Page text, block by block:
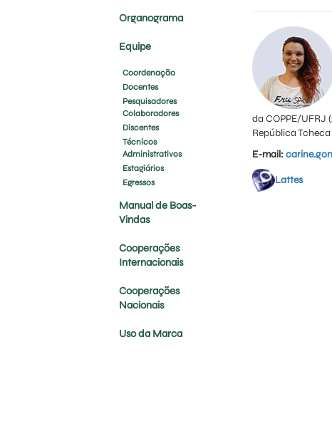
Organograma
Equipe
Coordenação
Docentes
Pesquisadores
Colaboradores
Discentes
Técnicos
Administrativos
Estagiários
Egressos
Manual de Boas-
Vindas
Cooperações
Internacionais
Cooperações
Nacionais
Uso da Marca
da COPPE/UFRJ
República Tcheca
E-mail:
Lattes